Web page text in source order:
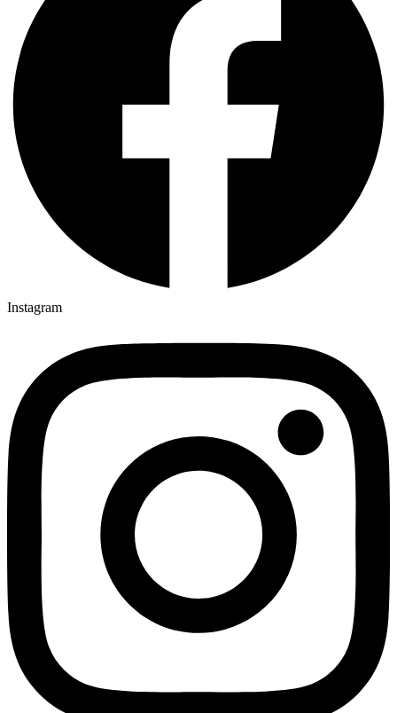
Instagram